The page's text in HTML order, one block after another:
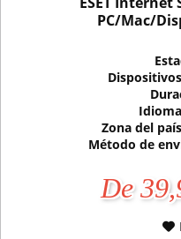
PC/Mac/
Zona del
Método de
De